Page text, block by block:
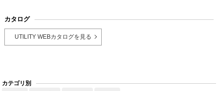
カタログ
UTILITY WEBカタログを見る
カテゴリ別